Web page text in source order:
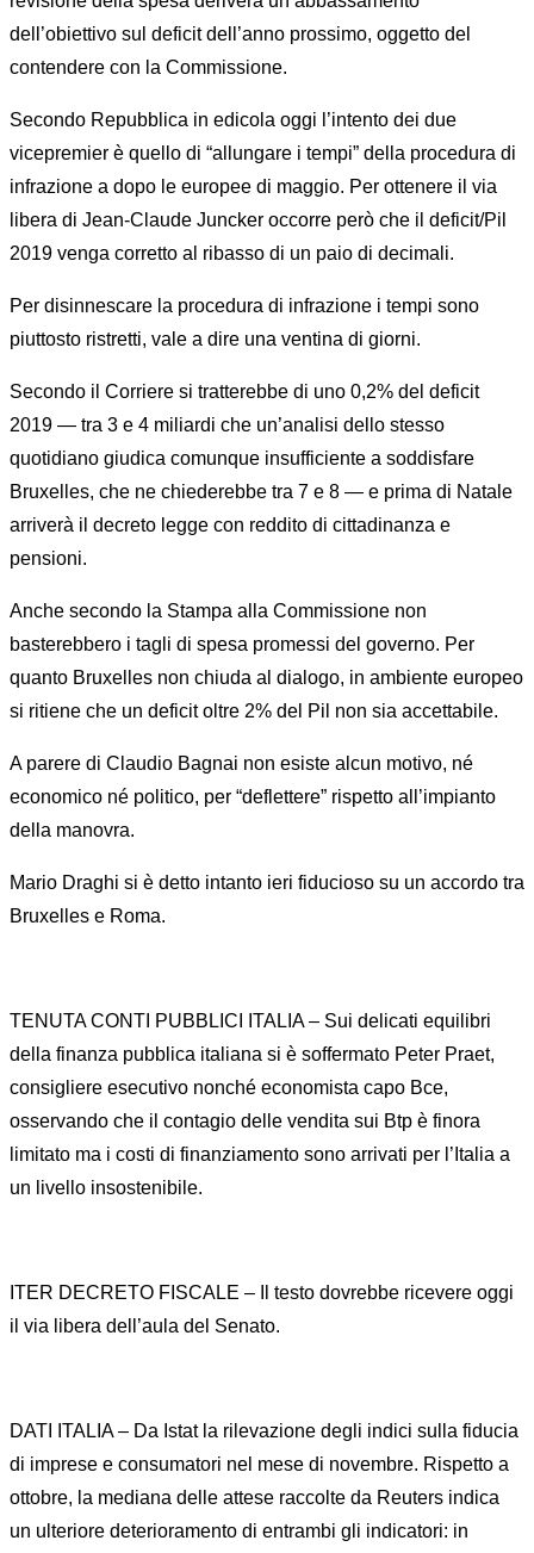
dell’obiettivo sul deficit dell’anno prossimo, oggetto del
contendere con la Commissione.
Secondo Repubblica in edicola oggi l’intento dei due
vicepremier è quello di “allungare i tempi” della procedura di
infrazione a dopo le europee di maggio. Per ottenere il via
libera di Jean-Claude Juncker occorre però che il deficit/Pil
2019 venga corretto al ribasso di un paio di decimali.
Per disinnescare la procedura di infrazione i tempi sono
piuttosto ristretti, vale a dire una ventina di giorni.
Secondo il Corriere si tratterebbe di uno 0,2% del deficit
2019 — tra 3 e 4 miliardi che un’analisi dello stesso
quotidiano giudica comunque insufficiente a soddisfare
Bruxelles, che ne chiederebbe tra 7 e 8 — e prima di Natale
arriverà il decreto legge con reddito di cittadinanza e
pensioni.
Anche secondo la Stampa alla Commissione non
basterebbero i tagli di spesa promessi del governo. Per
quanto Bruxelles non chiuda al dialogo, in ambiente europeo
si ritiene che un deficit oltre 2% del Pil non sia accettabile.
A parere di Claudio Bagnai non esiste alcun motivo, né
economico né politico, per “deflettere” rispetto all’impianto
della manovra.
Mario Draghi si è detto intanto ieri fiducioso su un accordo tra
Bruxelles e Roma.
TENUTA CONTI PUBBLICI ITALIA – Sui delicati equilibri
della finanza pubblica italiana si è soffermato Peter Praet,
consigliere esecutivo nonché economista capo Bce,
osservando che il contagio delle vendita sui Btp è finora
limitato ma i costi di finanziamento sono arrivati per l’Italia a
un livello insostenibile.
ITER DECRETO FISCALE – Il testo dovrebbe ricevere oggi
il via libera dell’aula del Senato.
DATI ITALIA – Da Istat la rilevazione degli indici sulla fiducia
di imprese e consumatori nel mese di novembre. Rispetto a
ottobre, la mediana delle attese raccolte da Reuters indica
un ulteriore deterioramento di entrambi gli indicatori: in